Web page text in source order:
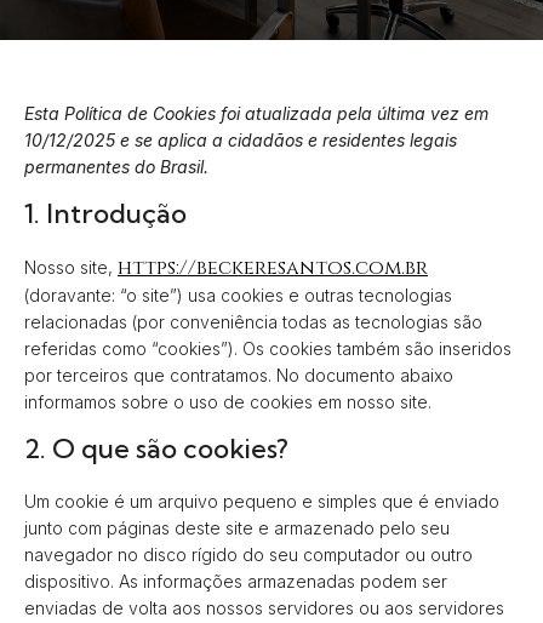
Esta Política de Cookies foi atualizada pela última vez em
10/12/2025 e se aplica a cidadãos e residentes legais
permanentes do Brasil.
1. Introdução
Nosso site, https://beckeresantos.com.br
(doravante: “o site”) usa cookies e outras tecnologias
relacionadas (por conveniência todas as tecnologias são
referidas como “cookies”). Os cookies também são inseridos
por terceiros que contratamos. No documento abaixo
informamos sobre o uso de cookies em nosso site.
2. O que são cookies?
Um cookie é um arquivo pequeno e simples que é enviado
junto com páginas deste site e armazenado pelo seu
navegador no disco rígido do seu computador ou outro
dispositivo. As informações armazenadas podem ser
enviadas de volta aos nossos servidores ou aos servidores